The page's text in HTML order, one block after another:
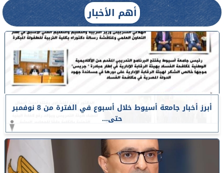
أهم الأخبار
أبرز أخبار جامعة أسيوط خلال أسبوع في الفترة من 8 نوفمبر
حتى...